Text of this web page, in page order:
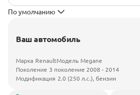
По умолчанию
Ваш автомобиль
Марка RenaultМодель Megane
Поколение 3 поколение 2008 - 2014
Модификация 2.0 (250 л.с.), бензин